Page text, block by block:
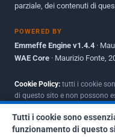
parziale, dei contenuti di
POWERED BY
Emmeffe Engine v1.4.4 ·
WAE Core · Maurizio Fonte,
Cookie Policy: tutti i cookie
di questo sito e non possono
Tutti i cookie sono
funzionamento di questo